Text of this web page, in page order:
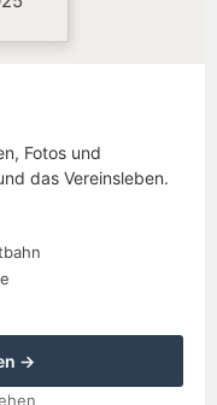
Fotos und
das Vereinsleben.
→